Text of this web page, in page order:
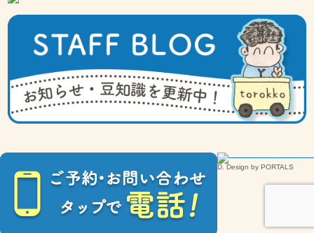
COPYRIGHT© torokko-seikotsu.com ALL RIGHTS RESERVED. Design by PORTALS